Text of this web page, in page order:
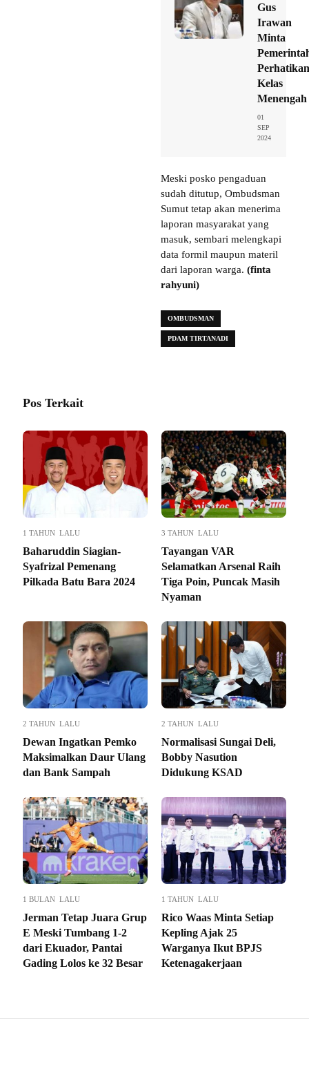
Gus
Irawan
Minta
Perhatikan
Kelas
Menengah
01
SEP
2024
Meski posko pengaduan
sudah ditutup, Ombudsman
Sumut tetap akan menerima
laporan masyarakat yang
masuk, sembari melengkapi
data formil maupun materil
dari laporan warga. (finta
rahyuni)
OMBUDSMAN
PDAM TIRTANADI
Pos Terkait
1 TAHUN LALU
Baharuddin Siagian-
Syafrizal Pemenang
Pilkada Batu Bara 2024
3 TAHUN LALU
Tayangan VAR
Selamatkan Arsenal Raih
Tiga Poin, Puncak Masih
Nyaman
2 TAHUN LALU
Dewan Ingatkan Pemko
Maksimalkan Daur Ulang
dan Bank Sampah
2 TAHUN LALU
Normalisasi Sungai Deli,
Bobby Nasution
Didukung KSAD
1 BULAN LALU
Jerman Tetap Juara Grup
E Meski Tumbang 1-2
dari Ekuador, Pantai
Gading Lolos ke 32 Besar
1 TAHUN LALU
Rico Waas Minta Setiap
Kepling Ajak 25
Warganya Ikut BPJS
Ketenagakerjaan